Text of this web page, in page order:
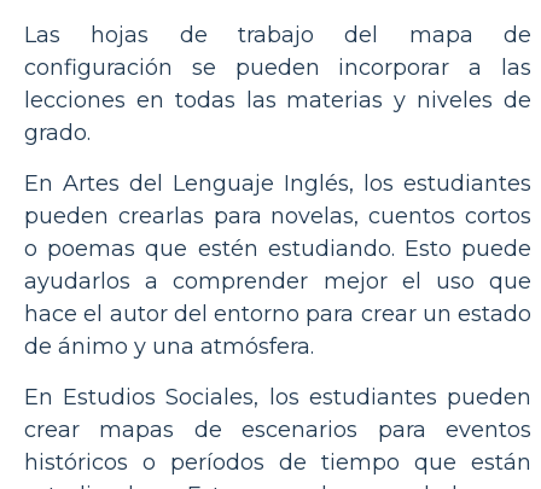
Las hojas de trabajo del mapa de
configuración se pueden incorporar a las
lecciones en todas las materias y niveles de
grado.
En Artes del Lenguaje Inglés, los estudiantes
pueden crearlas para novelas, cuentos cortos
o poemas que estén estudiando. Esto puede
ayudarlos a comprender mejor el uso que
hace el autor del entorno para crear un estado
de ánimo y una atmósfera.
En Estudios Sociales, los estudiantes pueden
crear mapas de escenarios para eventos
históricos o períodos de tiempo que están